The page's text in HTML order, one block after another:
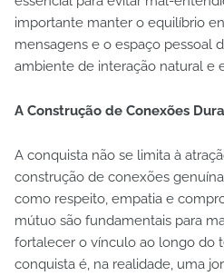
importante manter o equilíbrio
mensagens e o espaço pessoal
ambiente de interação natural e
A Construção de Conexões
A conquista não se limita à
construção de conexões
como respeito, empatia e
mútuo são fundamentais para
fortalecer o vínculo ao longo do
conquista é, na realidade, uma